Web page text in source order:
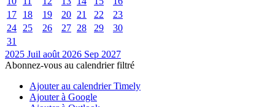
17
18 19 20 21 22
23
24
25 26 27 28 29
30
31
2025 Juil août 2026 Sep 2027
Abonnez-vous au calendrier filtré
Ajouter au calendrier Timely
Ajouter à Google